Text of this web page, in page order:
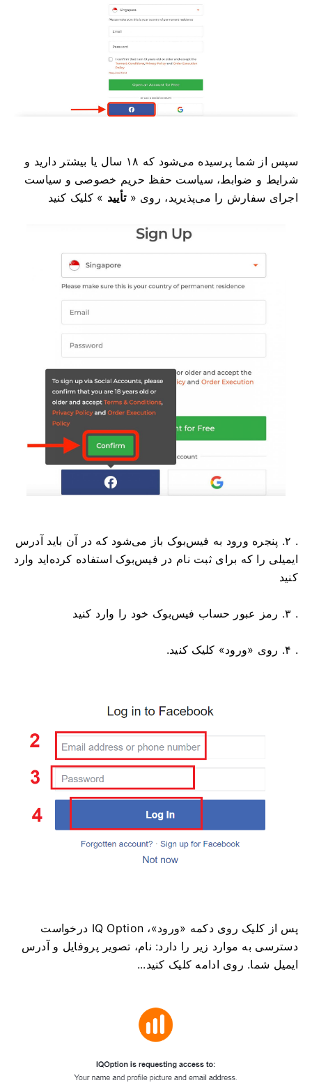
سپس از شما پرسیده می‌شود که ۱۸ سال یا بیشتر دارید و
شرایط و ضوابط، سیاست حفظ حریم خصوصی و سیاست
اجرای سفارش را می‌پذیرید، روی «تأیید » کلیک کنید
. ۲. پنجره ورود به فیس‌بوک باز می‌شود که در آن باید آدرس
ایمیلی را که برای ثبت نام در فیس‌بوک استفاده کرده‌اید وارد
کنید
. ۳. رمز عبور حساب فیس‌بوک خود را وارد کنید
. ۴. روی «ورود» کلیک کنید.
پس از کلیک روی دکمه «ورود»، IQ Option درخواست
دسترسی به موارد زیر را دارد: نام، تصویر پروفایل و آدرس
ایمیل شما. روی ادامه کلیک کنید...